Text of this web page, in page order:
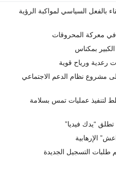
بالفعل السياسي لمواكبة الرؤية
في معركة المحروقات
رعدية ورياح قوية
مشروع نظام الدعم الاجتماعي
لتنفيذ عمليات تمس بسلامة
تطلق “يدك فيديا”
الإرهابية
طلبات التسجيل الجديدة